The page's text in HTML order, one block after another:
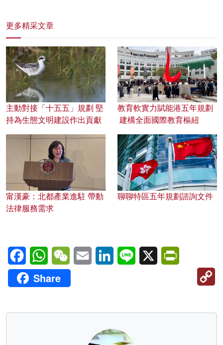
更多精采文章
主動對接「十五五」規劃 堅
持為生態文明建設作出貢獻
教育軟實力賦能港五年規劃
建構全面國際教育樞紐
甯漢豪：北都產業進駐 帶動
法律服務需求
聊聊特區五年規劃諮詢文件
FacebookWhatsAppWeChatEmail LinkedInLine X
Share